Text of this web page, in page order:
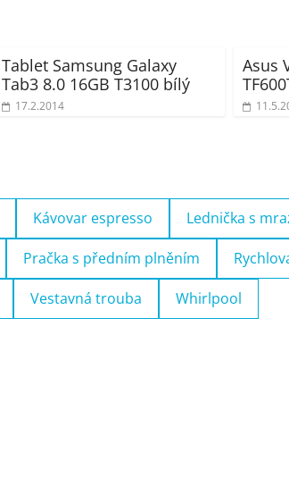
Tablet Samsung Galaxy
Tab3 8.0 16GB T3100 bílý
17.2.2014
Asus
Kávovar espresso Lednička s
Pračka s předním plněním
Vestavná trouba Whirlpool